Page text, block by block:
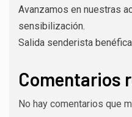
Avanzamos en nuestras
sensibilización.
Salida senderista benéfica
Comentarios
No hay comentarios que